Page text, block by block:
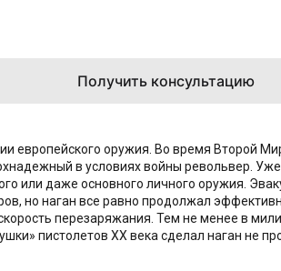
Получить консультацию
европейского оружия. Во время Второй
в условиях войны револьвер.
или даже основного личного оружия.
но наган все равно продолжал
перезаряжания. Тем не менее в
пистолетов ХХ века сделал наган не